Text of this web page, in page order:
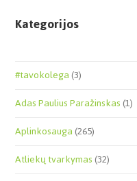
Kategorijos
#tavokolega(3)
Adas Paulius Paražinskas(1)
Aplinkosauga(265)
Atliekų tvarkymas(32)